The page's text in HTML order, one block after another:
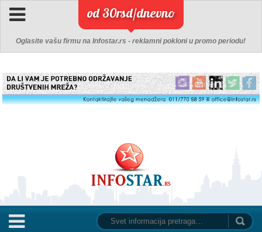
od 30rsd/dnevno
Oglasite vašu firmu na Infostar.rs - reklamni pokloni u promo periodu!